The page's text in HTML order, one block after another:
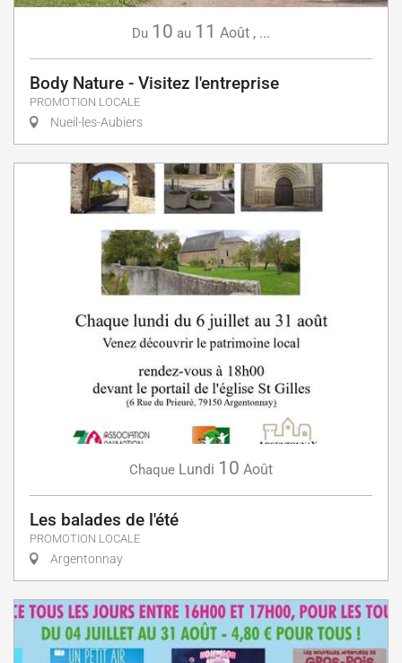
Du 10 au 11 Août , ...
Body Nature - Visitez l'entreprise
PROMOTION LOCALE
Nueil-les-Aubiers
Chaque Lundi 10 Août
Les balades de l'été
PROMOTION LOCALE
Argentonnay